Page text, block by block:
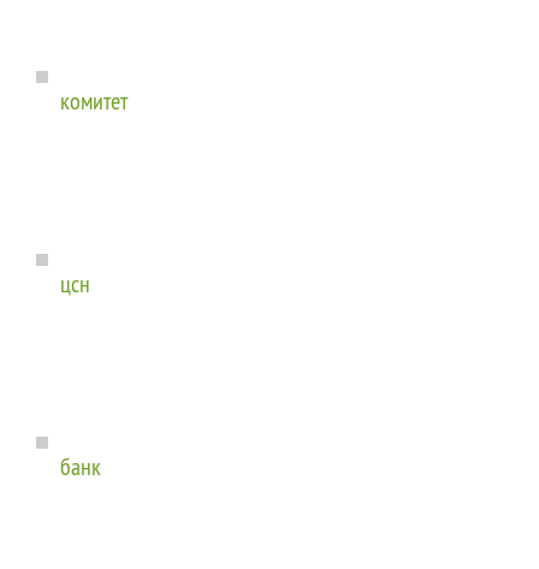
комитет
цсн
банк